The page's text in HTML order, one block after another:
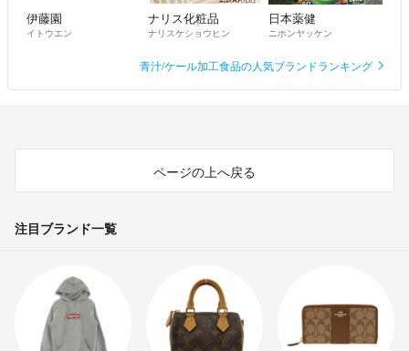
伊藤園
イトウエン
ナリス化粧品
ナリスケショウヒン
日本薬健
ニホンヤッケン
青汁/ケール加工食品の人気ブランドランキング
ページの上へ戻る
注目ブランド一覧